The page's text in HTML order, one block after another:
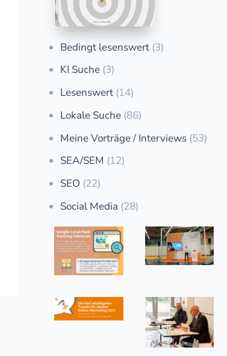
Bedingt lesenswert (3)
KI Suche (3)
Lesenswert (14)
Lokale Suche (86)
Meine Vorträge / Interviews (53)
SEA/SEM (12)
SEO (22)
Social Media (28)